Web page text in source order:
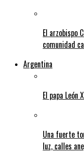
El arzobispo
comunidad
Argentina
El papa
Una fuerte
luz, calles